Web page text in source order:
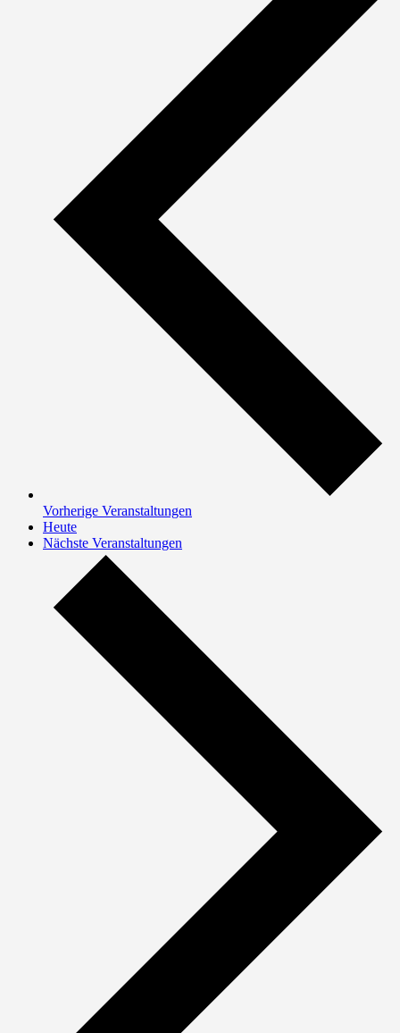
Vorherige Veranstaltungen
Heute
Nächste Veranstaltungen